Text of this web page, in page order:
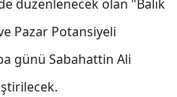
düzenlenecek olan "Balık
Pazar Potansiyeli
günü Sabahattin Ali